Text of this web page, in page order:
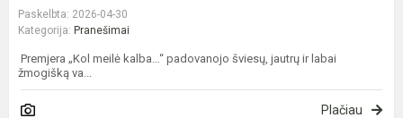
Paskelbta: 2026-04-30
Kategorija: Pranešimai
Premjera „Kol meilė kalba…“ padovanojo šviesų, jautrų ir labai
žmogišką va...
Plačiau